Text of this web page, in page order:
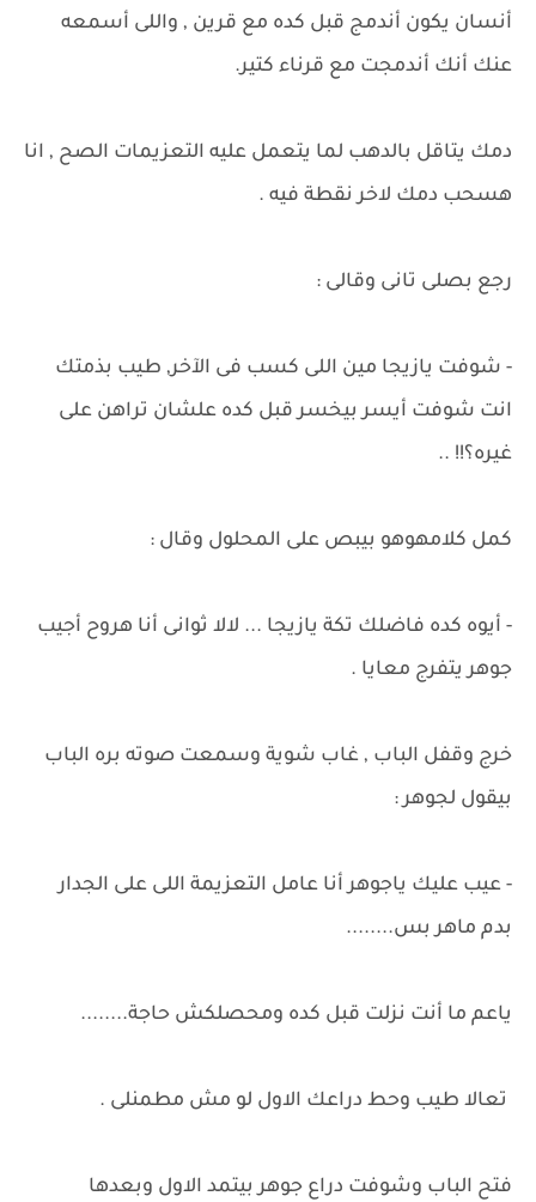
أنسان يكون أندمج قبل كده مع قرين , واللى أسمعه
عنك أنك أندمجت مع قرناء كتير.
دمك يتاقل بالدهب لما يتعمل عليه التعزيمات الصح , انا
هسحب دمك لاخر نقطة فيه .
رجع بصلى تانى وقالى :
- شوفت يازيجا مين اللى كسب فى الآخر, طيب بذمتك
انت شوفت أيسر بيخسر قبل كده علشان تراهن على
غيره؟!! ..
كمل كلامهوهو بيبص على المحلول وقال :
- أيوه كده فاضلك تكة يازيجا ... لالا ثوانى أنا هروح أجيب
جوهر يتفرج معايا .
خرج وقفل الباب , غاب شوية وسمعت صوته بره الباب
بيقول لجوهر :
- عيب عليك ياجوهر أنا عامل التعزيمة اللى على الجدار
بدم ماهر بس........
ياعم ما أنت نزلت قبل كده ومحصلكش حاجة........
تعالا طيب وحط دراعك الاول لو مش مطمنلى .
فتح الباب وشوفت دراع جوهر بيتمد الاول وبعدها